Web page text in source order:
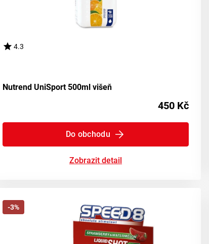
4.3
Nutrend UniSport 500ml višeň
450 Kč
Do obchodu
Zobrazit detail
-3%